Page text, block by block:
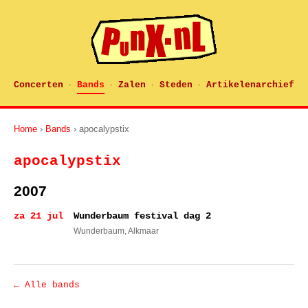
Concerten · Bands · Zalen · Steden · Artikelenarchief
Home › Bands › apocalypstix
apocalypstix
2007
za 21 jul Wunderbaum festival dag 2
Wunderbaum, Alkmaar
← Alle bands